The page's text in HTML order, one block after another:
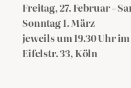
Freitag, 27. Februar –
Sonntag 1. März
jeweils um 19.30 Uhr
Eifelstr. 33, Köln